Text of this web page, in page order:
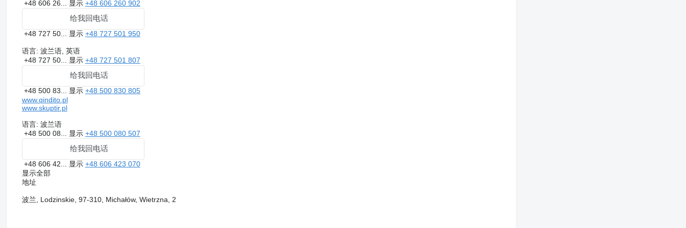
+48 606 26... 显示 +48 606 260 902
给我回电话
+48 727 50... 显示 +48 727 501 950
语言: 波兰语, 英语
+48 727 50... 显示 +48 727 501 807
给我回电话
+48 500 83... 显示 +48 500 830 805
www.qindito.pl
www.skuptir.pl
语言: 波兰语
+48 500 08... 显示 +48 500 080 507
给我回电话
+48 606 42... 显示 +48 606 423 070
显示全部
地址
波兰, Lodzinskie, 97-310, Michałów, Wietrzna, 2